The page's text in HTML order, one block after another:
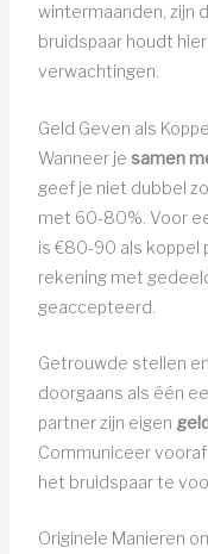
wintermaanden, zijn
bruidspaar houdt
verwachtingen.
Geld Geven als
Wanneer je samen
geef je niet dubbel
met 60-80%. Voor
is €80-90 als koppel
rekening met
geaccepteerd.
Getrouwde stellen
doorgaans als één
partner zijn eigen
Communiceer
het bruidspaar te
Originele Manieren